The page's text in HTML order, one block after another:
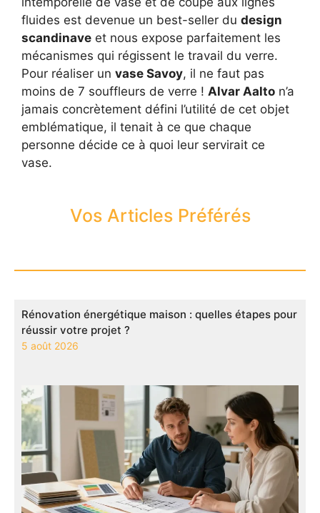
fluides est devenue un best-seller du design
scandinave et nous expose parfaitement les
mécanismes qui régissent le travail du verre.
Pour réaliser un vase Savoy, il ne faut pas
moins de 7 souffleurs de verre ! Alvar Aalto n’a
jamais concrètement défini l’utilité de cet objet
emblématique, il tenait à ce que chaque
personne décide ce à quoi leur servirait ce
vase.
Vos Articles Préférés
Rénovation énergétique maison : quelles étapes pour
réussir votre projet ?
5 août 2026